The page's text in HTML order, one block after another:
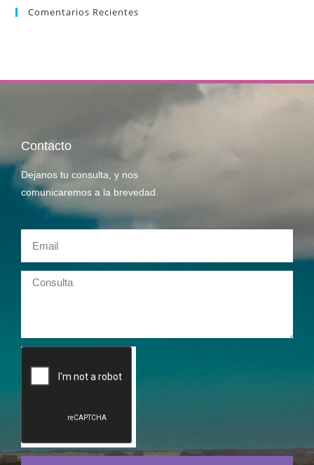
Comentarios Recientes
Contacto
Dejanos tu consulta, y nos
comunicaremos a la brevedad.